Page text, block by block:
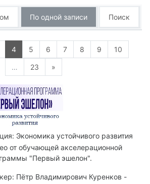
По одной записи Поиск
2
Страница 3
4Страница 4
5 Страница 5
6 Страница 6
7Страница 7
8 Страница 8
9 Страница 9
10
… 23Страница 23
»Следующая страница
Экономика устойчивого развития
от обучающей акселерационной
"Первый эшелон".
Пётр Владимирович Куренков -